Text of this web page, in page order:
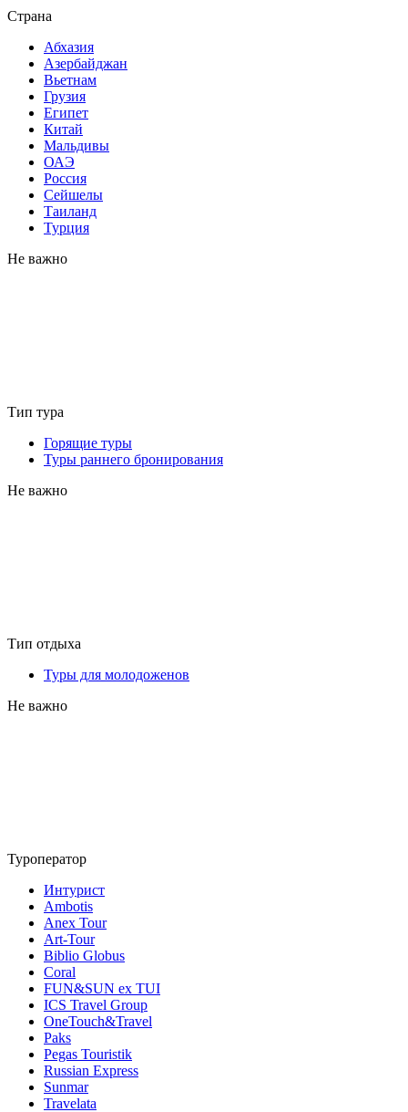
Страна
Абхазия
Азербайджан
Вьетнам
Грузия
Египет
Китай
Мальдивы
ОАЭ
Россия
Сейшелы
Таиланд
Турция
Не важно
Тип тура
Горящие туры
Туры раннего бронирования
Не важно
Тип отдыха
Туры для молодоженов
Не важно
Туроператор
Интурист
Ambotis
Anex Tour
Art-Tour
Biblio Globus
Coral
FUN&SUN ex TUI
ICS Travel Group
OneTouch&Travel
Paks
Pegas Touristik
Russian Express
Sunmar
Travelata